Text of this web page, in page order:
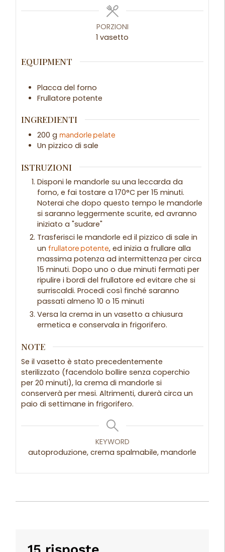
PORZIONI
1 vasetto
EQUIPMENT
Placca del forno
Frullatore potente
INGREDIENTI
200 g mandorle pelate
Un pizzico di sale
ISTRUZIONI
Disponi le mandorle su una leccarda da
forno, e fai tostare a 170°C per 15 minuti.
Noterai che dopo questo tempo le mandorle
si saranno leggermente scurite, ed avranno
iniziato a "sudare"
Trasferisci le mandorle ed il pizzico di sale in
unfrullatore potente, ed inizia a frullare alla
massima potenza ad intermittenza per circa
15 minuti. Dopo uno o due minuti fermati per
ripulire i bordi del frullatore ed evitare che si
surriscaldi. Procedi così finché saranno
passati almeno 10 o 15 minuti
Versa la crema in un vasetto a chiusura
ermetica e conservala in frigorifero.
NOTE
Se il vasetto è stato precedentemente
sterilizzato (facendolo bollire senza coperchio
per 20 minuti), la crema di mandorle si
conserverà per mesi. Altrimenti, durerà circa un
paio di settimane in frigorifero.
KEYWORD
autoproduzione, crema spalmabile, mandorle